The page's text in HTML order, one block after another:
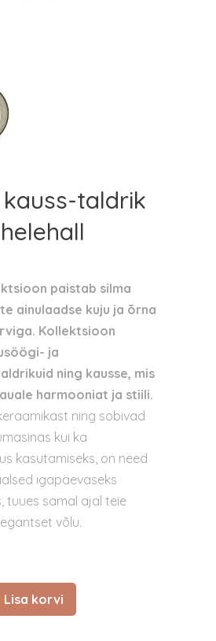
kauss-taldrik
paistab silma
ainulaadse kuju ja õrna
Kollektsioon
ja
ning kausse, mis
harmooniat ja stiili.
ning sobivad
kui ka
kasutamiseks, on need
igapäevaseks
tuues samal ajal teie
võlu.
Lisa korvi